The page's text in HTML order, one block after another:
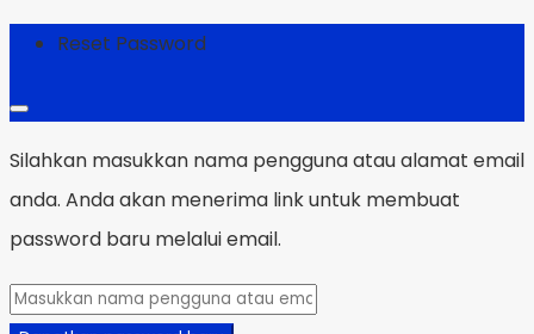
Reset Password
Silahkan masukkan nama pengguna atau alamat email
anda. Anda akan menerima link untuk membuat
password baru melalui email.